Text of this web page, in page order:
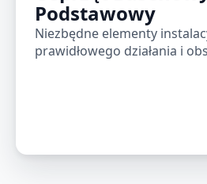
Podstawowy
Niezbędne elementy
prawidłowego działania i